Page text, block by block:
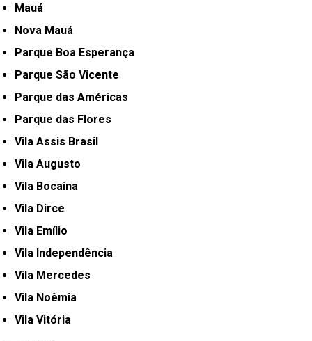
Mauá
Nova Mauá
Parque Boa Esperança
Parque São Vicente
Parque das Américas
Parque das Flores
Vila Assis Brasil
Vila Augusto
Vila Bocaina
Vila Dirce
Vila Emílio
Vila Independência
Vila Mercedes
Vila Noêmia
Vila Vitória